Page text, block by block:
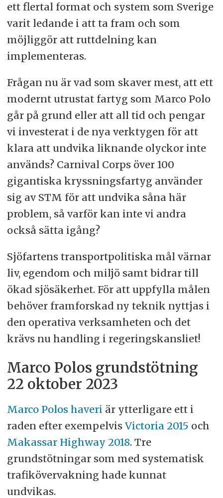
ett flertal format och system som Sverige
varit ledande i att ta fram och som
möjliggör att ruttdelning kan
implementeras.
Frågan nu är vad som skaver mest, att ett
modernt utrustat fartyg som Marco Polo
går på grund eller att all tid och pengar
vi investerat i de nya verktygen för att
klara att undvika liknande olyckor inte
används? Carnival Corps över 100
gigantiska kryssningsfartyg använder
sig av STM för att undvika såna här
problem, så varför kan inte vi andra
också sätta igång?
Sjöfartens transportpolitiska mål värnar
liv, egendom och miljö samt bidrar till
ökad sjösäkerhet. För att uppfylla målen
behöver framforskad ny teknik nyttjas i
den operativa verksamheten och det
krävs nu handling i regeringskansliet!
Marco Polos grundstötning
22 oktober 2023
Marco Polos haveri är ytterligare ett i
raden efter exempelvis Victoria 2015 och
Makassar Highway 2018. Tre
grundstötningar som med systematisk
trafikövervakning hade kunnat
undvikas.